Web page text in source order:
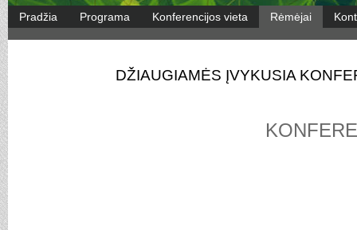
Pradžia Programa Konferencijos vieta Rėmėjai
DŽIAUGIAMĖS ĮVYKUSIA